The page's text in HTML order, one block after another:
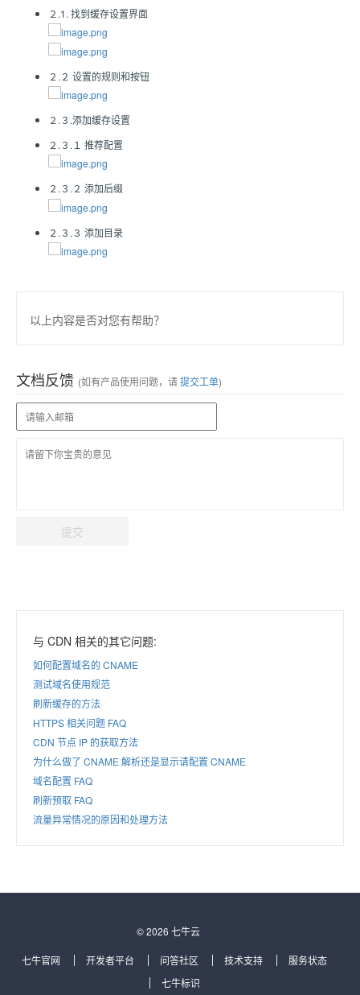
２.1. 找到缓存设置界面
２.２ 设置的规则和按钮
２.３.添加缓存设置
２.３.１ 推荐配置
２.３.２ 添加后缀
２.３.３ 添加目录
以上内容是否对您有帮助？
文档反馈 (如有产品使用问题，请提交工单)
提交
与 CDN 相关的其它问题:
如何配置域名的 CNAME
测试域名使用规范
刷新缓存的方法
HTTPS 相关问题 FAQ
CDN 节点 IP 的获取方法
为什么做了 CNAME 解析还是显示请配置 CNAME
域名配置 FAQ
刷新预取 FAQ
流量异常情况的原因和处理方法
© 2026 七牛云
七牛官网 开发者平台 问答社区 技术支持
服务状态
七牛标识